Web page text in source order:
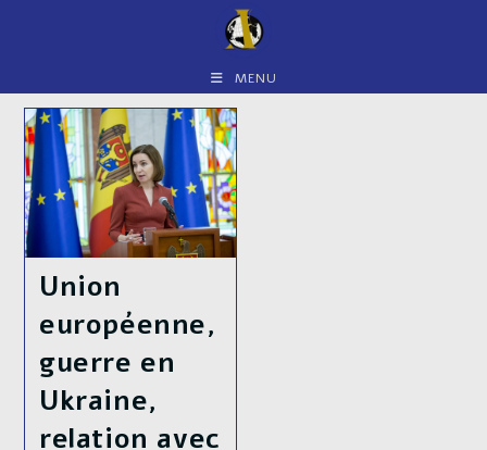
MENU
Union
européenne,
guerre en
Ukraine,
relation avec